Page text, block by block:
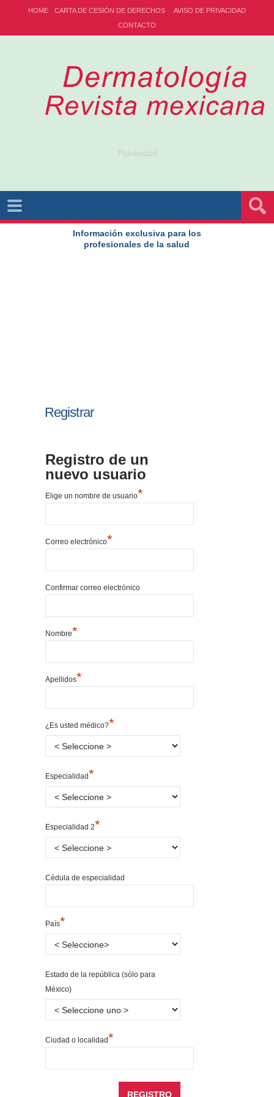
HOME CARTA DE CESIÓN DE DERECHOS
AVISO DE PRIVACIDAD
CONTACTO
Publicidad
Información exclusiva para los
profesionales de la salud
Registrar
Registro de un
nuevo usuario
Elige un nombre de usuario*
Correo electrónico*
Confirmar correo electrónico
Nombre*
Apellidos*
¿Es usted médico?*
Especialidad*
Especialidad 2*
Cédula de especialidad
País*
Estado de la república (sólo para
México)
Ciudad o localidad*